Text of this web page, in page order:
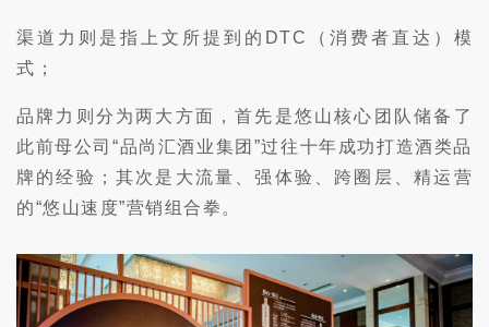
渠道力则是指上文所提到的DTC（消费者直达）模
式；
品牌力则分为两大方面，首先是悠山核心团队储备了
此前母公司“品尚汇酒业集团”过往十年成功打造酒类品
牌的经验；其次是大流量、强体验、跨圈层、精运营
的“悠山速度”营销组合拳。